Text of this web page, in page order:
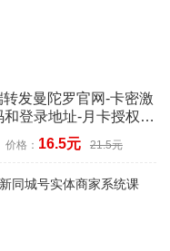
转发曼陀罗官网-卡密激
和登录地址-月卡授权-7
天退换
价格： 16.5元 21.5元